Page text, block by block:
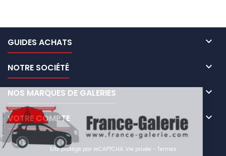
GUIDES ACHATS 
NOTRE SOCIÉTÉ 
NOS MARQUES DE GALERIES 
VOTRE COMPTE 
Site protégé par reCAPTCHA. Vie privée - Termes